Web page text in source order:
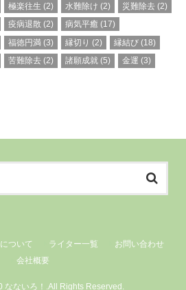
極楽往生 (2) 水難除け(2) 災難除去(2)
疫病退散 (2) 病気平癒(17)
福徳円満 (3) 縁切り(2) 縁結び(18)
苦難除去 (2) 諸願成就(5) 金運(3)
ついて ライター一覧
お問い合わせ
会社概要
なないろ！ .All Rights Reserved.